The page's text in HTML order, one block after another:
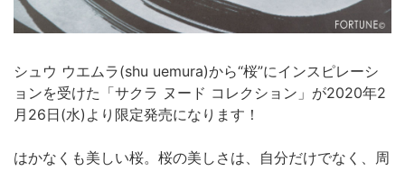
シュウ ウエムラ(shu uemura)から“桜”にインスピレーシ
ョンを受けた「サクラ ヌード コレクション」が2020年2
月26日(水)より限定発売になります！
はかなくも美しい桜。桜の美しさは、自分だけでなく、周